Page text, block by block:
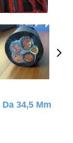
34,5 Mm